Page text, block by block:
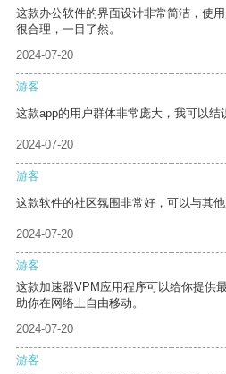
这款办公软件的界面设计非常简洁，使
很合理，一目了然。
2024-07-20
游客
这款app的用户群体非常庞大，我可以结
2024-07-20
游客
这款软件的社区氛围非常好，可以与其他
2024-07-20
游客
这款加速器VPM应用程序可以给你提供
助你在网络上自由移动。
2024-07-20
游客